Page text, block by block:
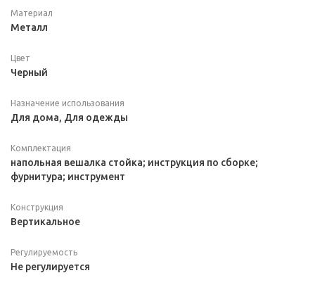
Материал
Металл
Цвет
Черный
Назначение использования
Для дома, Для одежды
Комплектация
напольная вешалка стойка; инструкция по сборке;
фурнитура; инструмент
Конструкция
Вертикальное
Регулируемость
Не регулируется